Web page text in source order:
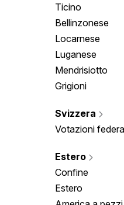
Ticino
Bellinzonese
Locarnese
Luganese
Mendrisiotto
Grigioni
Svizzera
Votazioni
Estero
Confine
Estero